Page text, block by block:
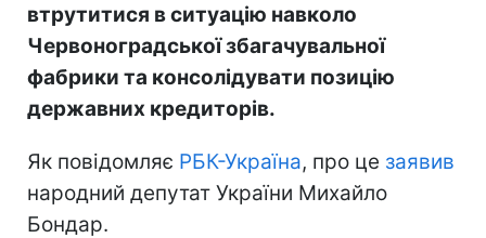
втрутитися в ситуацію навколо
Червоноградської збагачувальної
фабрики та консолідувати позицію
державних кредиторів.
Як повідомляє РБК-Україна, про це заявив
народний депутат України Михайло
Бондар.